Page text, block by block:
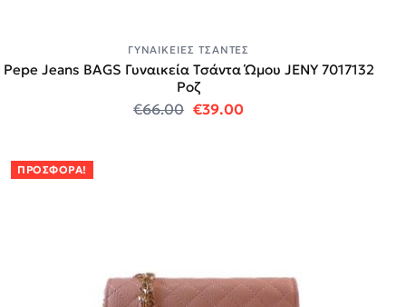
ΓΥΝΑΙΚΕΊΕΣ ΤΣΆΝΤΕΣ
Pepe Jeans BAGS Γυναικεία Τσάντα Ώμου JENY 7017132
Ροζ
€66.00 Original price was: €66.00.
€39.00Η τρέχουσα τιμή
ΠΡΟΣΦΟΡΆ!